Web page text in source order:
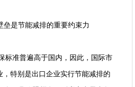
垒是节能减排的重要约束力
标准普遍高于国内，因此，国际市
特别是出口企业实行节能减排的